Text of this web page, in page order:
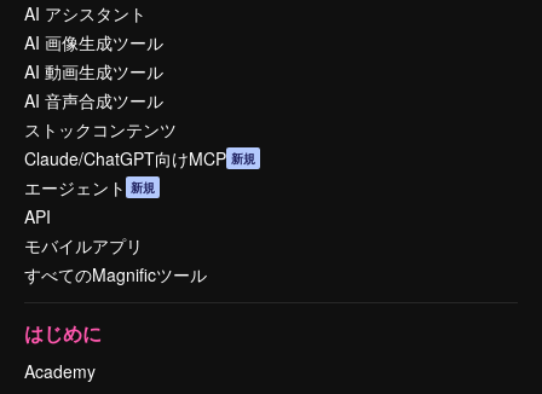
AI アシスタント
AI 画像生成ツール
AI 動画生成ツール
AI 音声合成ツール
ストックコンテンツ
Claude/ChatGPT向けMCP 新規
エージェント 新規
API
モバイルアプリ
すべてのMagnificツール
はじめに
Academy